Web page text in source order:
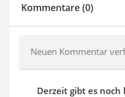
Kommentare (0)
Neuen Kommentar
Derzeit gibt es